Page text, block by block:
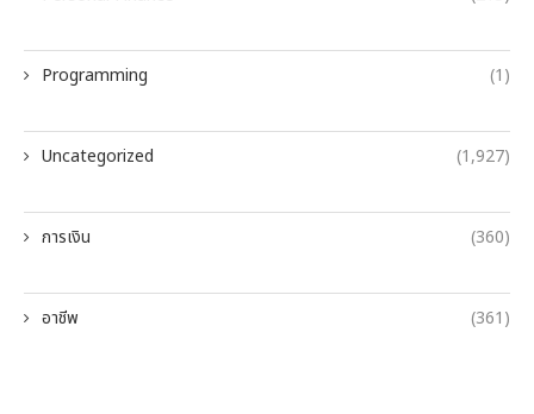
Programming (1)
Uncategorized (1,927)
การเงิน (360)
อาชีพ (361)